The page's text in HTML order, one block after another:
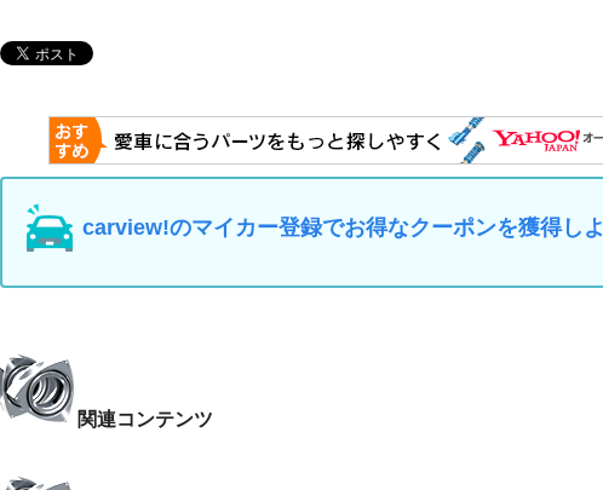
carview!のマイカー登録でお得なクーポンを獲得し
関連コンテンツ